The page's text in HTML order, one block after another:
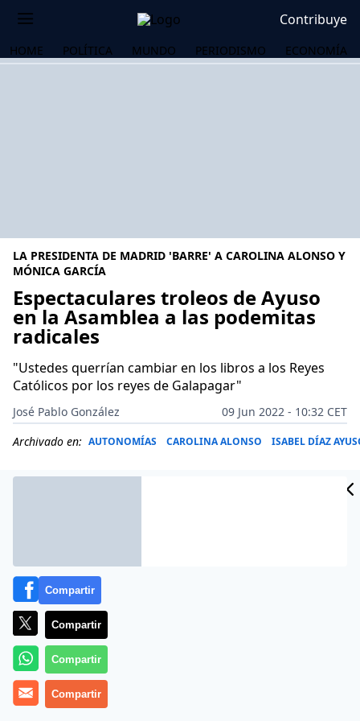
Contribuye
HOME POLÍTICA MUNDO PERIODISMO ECONOMÍA
LA PRESIDENTA DE MADRID 'BARRE' A CAROLINA ALONSO Y
MÓNICA GARCÍA
Espectaculares troleos de Ayuso
en la Asamblea a las podemitas
radicales
"Ustedes querrían cambiar en los libros a los Reyes
Católicos por los reyes de Galapagar"
José Pablo González
09 Jun 2022 - 10:32 CET
Archivado en: AUTONOMÍAS CAROLINA ALONSO ISABEL DÍAZ
Más información
Compartir
Compartir
Compartir
Compartir